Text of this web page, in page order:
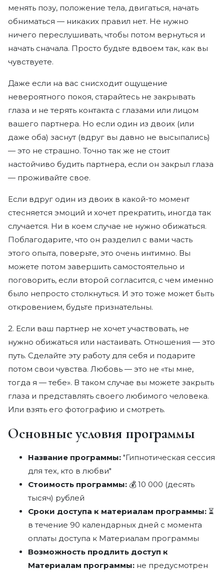
менять позу, положение тела, двигаться, начать
обниматься — никаких правил нет. Не нужно
ничего переслушивать, чтобы потом вернуться и
начать сначала. Просто будьте вдвоем так, как вы
чувствуете.
Даже если на вас снисходит ощущение
невероятного покоя, старайтесь не закрывать
глаза и не терять контакта с глазами или лицом
вашего партнера. Но если один из двоих (или
даже оба) заснут (вдруг вы давно не высыпались)
— это не страшно. Точно так же не стоит
настойчиво будить партнера, если он закрыл глаза
— проживайте свое.
Если вдруг один из двоих в какой-то момент
стесняется эмоций и хочет прекратить, иногда так
случается. Ни в коем случае не нужно обижаться.
Поблагодарите, что он разделил с вами часть
этого опыта, поверьте, это очень интимно. Вы
можете потом завершить самостоятельно и
поговорить, если второй согласится, с чем именно
было непросто столкнуться. И это тоже может быть
откровением, будьте признательны.
2. Если ваш партнер не хочет участвовать, не
нужно обижаться или настаивать. Отношения — это
путь. Сделайте эту работу для себя и подарите
потом свои чувства. Любовь — это не «ты мне,
тогда я — тебе». В таком случае вы можете закрыть
глаза и представлять своего любимого человека.
Или взять его фотографию и смотреть.
Основные условия программы
Название программы: "Гипнотическая сессия
для тех, кто в любви"
Стоимость программы: 💰 10 000 (десять
тысяч) рублей
Сроки доступа к материалам программы: ⏳
в течение 90 календарных дней с момента
оплаты доступа к Материалам программы
Возможность продлить доступ к
Материалам программы: не предусмотрен